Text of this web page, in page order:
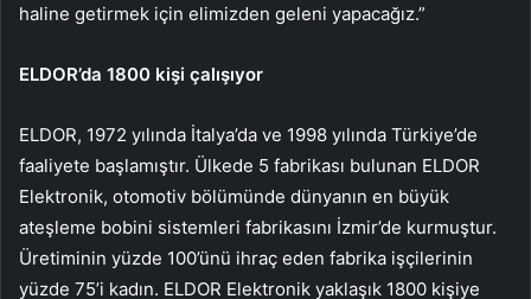
haline getirmek için elimizden geleni yapacağız.”
ELDOR’da 1800 kişi çalışıyor
ELDOR, 1972 yılında İtalya’da ve 1998 yılında Türkiye’de
faaliyete başlamıştır. Ülkede 5 fabrikası bulunan ELDOR
Elektronik, otomotiv bölümünde dünyanın en büyük
ateşleme bobini sistemleri fabrikasını İzmir’de kurmuştur.
Üretiminin yüzde 100’ünü ihraç eden fabrika işçilerinin
yüzde 75’i kadın. ELDOR Elektronik yaklaşık 1800 kişiye